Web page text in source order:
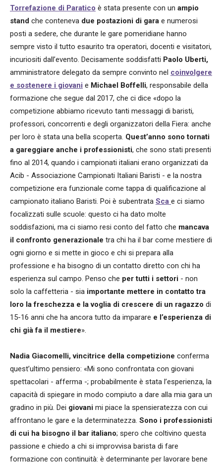
Torrefazione di Paratico è stata presente con un ampio
stand che conteneva due postazioni di gara e numerosi
posti a sedere, che durante le gare pomeridiane hanno
sempre visto il tutto esaurito tra operatori, docenti e visitatori,
incuriositi dall’evento. Decisamente soddisfatti Paolo Uberti,
amministratore delegato da sempre convinto nel coinvolgere
e sostenere i giovani e Michael Boffelli, responsabile della
formazione che segue dal 2017, che ci dice «dopo la
competizione abbiamo ricevuto tanti messaggi di baristi,
professori, concorrenti e degli organizzatori della Fiera: anche
per loro è stata una bella scoperta. Quest’anno sono tornati
a gareggiare anche i professionisti, che sono stati presenti
fino al 2014, quando i campionati italiani erano organizzati da
Acib - Associazione Campionati Italiani Baristi - e la nostra
competizione era funzionale come tappa di qualificazione al
campionato italiano Baristi. Poi è subentrata Sca e ci siamo
focalizzati sulle scuole: questo ci ha dato molte
soddisfazioni, ma ci siamo resi conto del fatto che mancava
il confronto generazionale tra chi ha il bar come mestiere di
ogni giorno e si mette in gioco e chi si prepara alla
professione e ha bisogno di un contatto diretto con chi ha
esperienza sul campo. Penso che per tutti i settori - non
solo la caffetteria - sia importante mettere in contatto tra
loro la freschezza e la voglia di crescere di un ragazzo di
15-16 anni che ha ancora tutto da imparare e l’esperienza di
chi già fa il mestiere».
Nadia Giacomelli, vincitrice della competizione conferma
quest’ultimo pensiero: «Mi sono confrontata con giovani
spettacolari - afferma -; probabilmente è stata l’esperienza, la
capacità di spiegare in modo compiuto a dare alla mia gara un
gradino in più. Dei giovani mi piace la spensieratezza con cui
affrontano le gare e la determinatezza. Sono i professionisti
di cui ha bisogno il bar italiano; spero che coltivino questa
passione e chiedo a chi si improvvisa barista di fare
formazione con continuità: è determinante per lavorare bene